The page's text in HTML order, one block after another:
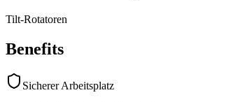
Tilt-Rotatoren
Benefits
Sicherer Arbeitsplatz